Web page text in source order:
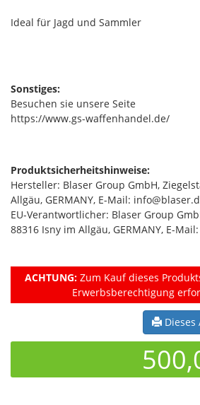
Ideal für Jagd und Sammler
Sonstiges:
Besuchen sie unsere Seite
https://www.gs-waffenhandel.de/
Produktsicherheitshinweise:
Hersteller: Blaser Group GmbH,
Allgäu, GERMANY, E-Mail:
EU-Verantwortlicher: Blaser Group
88316 Isny im Allgäu, GERMANY, E-
ACHTUNG:Zum Kauf dieses
Erwerbsberechtigung